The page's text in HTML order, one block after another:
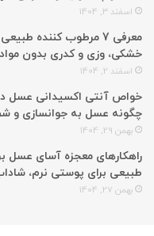
اسفند 3, 1404
معرفی 7 مرطوب کننده
خشکی، وزی و کدری بدون
اسفند 2, 1404
خواص آنتی اکسیدانی عسل
چگونه عسل به جوانسازی و
بهمن 29, 1404
راهکارهای معجزه آسای
طبیعی برای پوستی نرم،
بهمن 27, 1404